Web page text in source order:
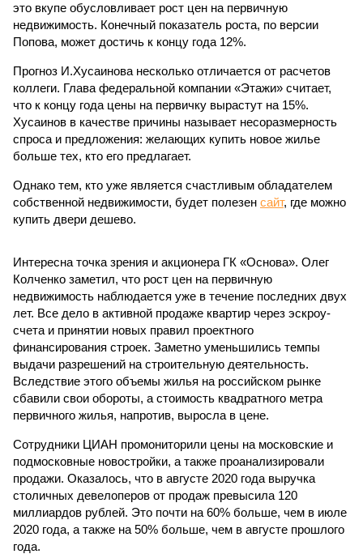
это вкупе обусловливает рост цен на первичную
недвижимость. Конечный показатель роста, по версии
Попова, может достичь к концу года 12%.
Прогноз И.Хусаинова несколько отличается от расчетов
коллеги. Глава федеральной компании «Этажи» считает,
что к концу года цены на первичку вырастут на 15%.
Хусаинов в качестве причины называет несоразмерность
спроса и предложения: желающих купить новое жилье
больше тех, кто его предлагает.
Однако тем, кто уже является счастливым обладателем
собственной недвижимости, будет полезен сайт, где можно
купить двери дешево.
Интересна точка зрения и акционера ГК «Основа». Олег
Колченко заметил, что рост цен на первичную
недвижимость наблюдается уже в течение последних двух
лет. Все дело в активной продаже квартир через эскроу-
счета и принятии новых правил проектного
финансирования строек. Заметно уменьшились темпы
выдачи разрешений на строительную деятельность.
Вследствие этого объемы жилья на российском рынке
сбавили свои обороты, а стоимость квадратного метра
первичного жилья, напротив, выросла в цене.
Сотрудники ЦИАН промониторили цены на московские и
подмосковные новостройки, а также проанализировали
продажи. Оказалось, что в августе 2020 года выручка
столичных девелоперов от продаж превысила 120
миллиардов рублей. Это почти на 60% больше, чем в июле
2020 года, а также на 50% больше, чем в августе прошлого
года.